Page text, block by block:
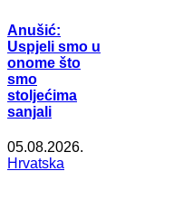
Anušić:
Uspjeli smo u
onome što
smo
stoljećima
sanjali
05.08.2026.
Hrvatska